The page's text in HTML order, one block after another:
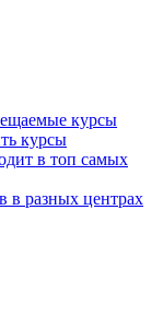
курсы
курсы
в топ самых
в разных центрах